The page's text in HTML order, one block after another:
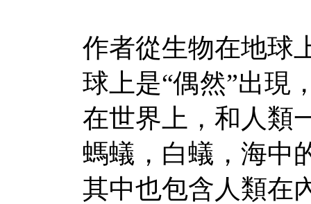
作者從生物在地球
球上是“偶然”出現
在世界上，和人類
螞蟻，白蟻，海中
其中也包含人類在